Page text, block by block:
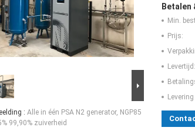
: Alle in één PSA N2 generator, NGP85
99,90% zuiverheid
Betalen
Min.
Prijs:
Levertijd: